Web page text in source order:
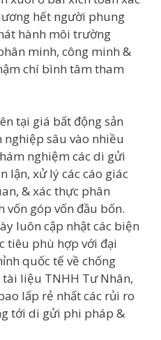
hết người phung
hành môi trường
minh, công minh &
chí bình tâm tham
tại giá bất động sản
sâu vào nhiều
nghiệm các di gửi
lận, xử lý các cáo giác
& xác thực phân
vốn góp vốn đầu bốn.
luôn cập nhật các biện
tiêu phù hợp với đại
quốc tế về chống
liệu TNHH Tư Nhân,
lấp rẻ nhất các rủi ro
tới di gửi phi pháp &